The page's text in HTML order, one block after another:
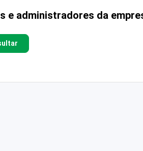
e administradores da